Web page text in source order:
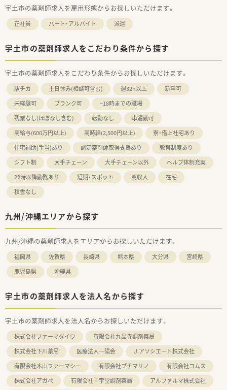
宇土市の薬剤師求人を雇用形態からお探しいただけます。
正社員 パート・アルバイト 派遣
宇土市の薬剤師求人をこだわり条件から探す
宇土市の薬剤師求人をこだわり条件からお探しいただけます。
駅チカ 土日休み(相談可含む) 週32h以上
新卒可
未経験可
ブランク可
~18時までの職場
残業なし(ほぼなし含む)
転勤なし
車通勤可
高給与(600万円以上)
高時給(2,500円以上)
寮・借上社宅あり
住宅補助(手当)あり
認定薬剤師取得支援あり
教育制度あり
シフト制
大手チェーン 大手チェーン以外
ヘルプ体制充実
22時以降勤務あり
短期・スポット 高収入
在宅
積雪なし
九州/沖縄エリアから探す
九州/沖縄の薬剤師求人をエリアからお探しいただけます。
福岡県 佐賀県 長崎県 熊本県 大分県
宮崎県
鹿児島県
沖縄県
宇土市の薬剤師求人を法人名から探す
宇土市の薬剤師求人を法人名からお探しいただけます。
株式会社ファーマダイワ
有限会社九品寺調剤薬局
株式会社下川薬局
医療法人一陽会
U.アソシエート株式会社
有限会社木山ファーマシー
有限会社プチマリノ
有限会社コムス
株式会社アガペ
有限会社十字堂調剤薬局
アルファルマ株式会社